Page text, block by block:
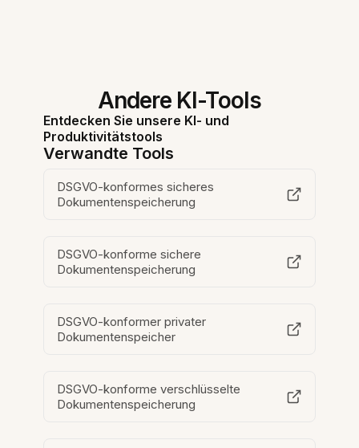
Andere KI-Tools
Entdecken Sie unsere KI- und
Produktivitätstools
Verwandte Tools
DSGVO-konformes sicheres
Dokumentenspeicherung
DSGVO-konforme sichere
Dokumentenspeicherung
DSGVO-konformer privater
Dokumentenspeicher
DSGVO-konforme verschlüsselte
Dokumentenspeicherung